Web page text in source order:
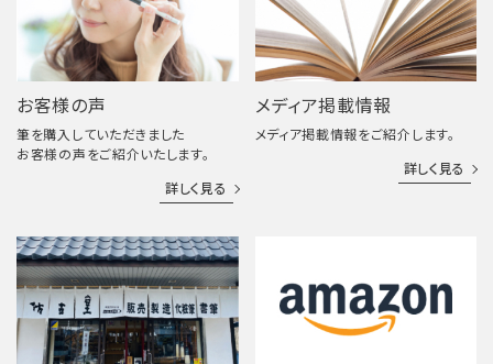
お客様の声
筆を購入していただきました
お客様の声をご紹介いたします。
詳しく見る
メディア掲載情報
メディア掲載情報をご紹介します。
詳しく見る